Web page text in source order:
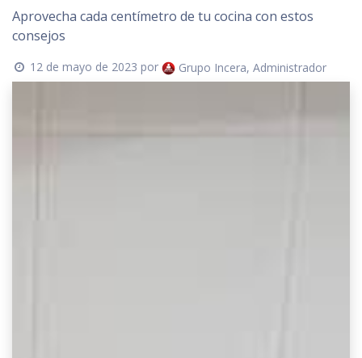
Aprovecha cada centímetro de tu cocina con estos
consejos
12 de mayo de 2023 por Grupo Incera, Administrador